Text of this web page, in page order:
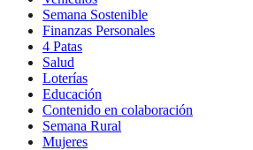
Semana Sostenible
Finanzas Personales
4 Patas
Salud
Loterías
Educación
Contenido en colaboración
Semana Rural
Mujeres